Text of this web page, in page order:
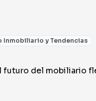
Inmobiliario y Tendencias